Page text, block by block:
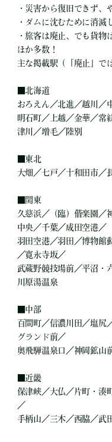
・災害から復旧できず
・ダムに沈むために消滅
・旅客は廃止、でも貨物
ほか多数！
主な掲載駅（「廃止」で
北海道
おろえん／北進／越川／
明石町／上越／金華／常
津川／増毛／陸別
東北
大畑／七戸／十和田市／
関東
久慈浜／（臨）偕楽園／
中央／千葉／成田空港／
羽田空港／羽田／博物館
／寛永寺坂／
武蔵野競技場前／平沼・
川原湯温泉
中部
百間町／信濃川田／塩尻
グランド前／
奥飛騨温泉口／神岡鉱山
■近畿
保津峡／大仏／片町・湊
／
手柄山／三木／西脇／武